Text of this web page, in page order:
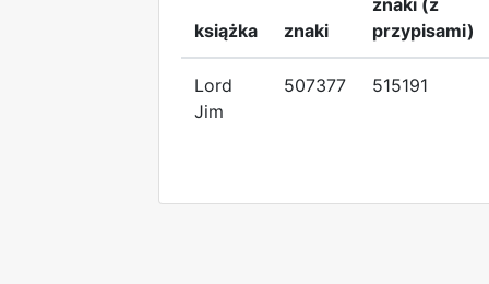
książka znaki
przypisami)
Lord
Jim
507377 515191